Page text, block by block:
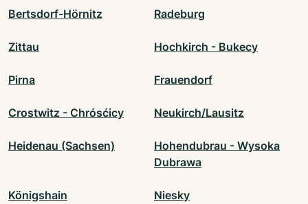
Bertsdorf-Hörnitz Radeburg
Zittau Hochkirch - Bukecy
Pirna Frauendorf
Crostwitz - Chrósćicy Neukirch/Lausitz
Heidenau (Sachsen)
Hohendubrau - Wysoka
Dubrawa
Königshain Niesky